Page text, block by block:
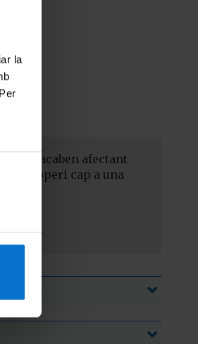
la
acaben afectant
i cooperi cap a una